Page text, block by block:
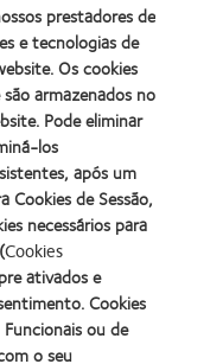
da lente, conforto,
visual.
idades (8-17), a progressão da
com MiSight®1 day, que partilham
®1 day.
MiSight
ActivControl que as
bilateral, de 1 semana, com
MiSight 1 dia. N=32 participantes
of MiSight Lenses for Myopia
Lenses on Myopia
prestadores de
e tecnologias de
Os cookies
armazenados no
Pode eliminar
los
após um
Cookies de Sessão,
necessários para
Cookies
ativados e
Cookies
ou de
o seu